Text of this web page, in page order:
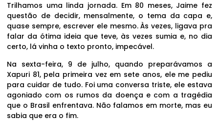
Trilhamos uma linda jornada. Em 80 meses, Jaime fez
questão de decidir, mensalmente, o tema da capa e,
quase sempre, escrever ele mesmo. Às vezes, ligava pra
falar da ótima ideia que teve, às vezes sumia e, no dia
certo, lá vinha o texto pronto, impecável.
Na sexta-feira, 9 de julho, quando preparávamos a
Xapuri 81, pela primeira vez em sete anos, ele me pediu
para cuidar de tudo. Foi uma conversa triste, ele estava
agoniado com os rumos da doença e com a tragédia
que o Brasil enfrentava. Não falamos em morte, mas eu
sabia que era o fim.